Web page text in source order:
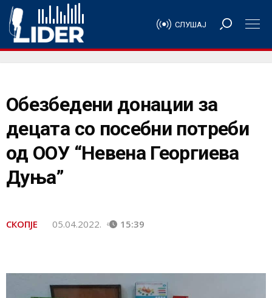
СЛУШАЈ
Обезбедени донации за
децата со посебни потреби
од ООУ “Невена Георгиева
Дуња”
СКОПЈЕ 05.04.2022. 15:39